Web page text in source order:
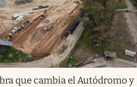
que cambia el Autódromo y